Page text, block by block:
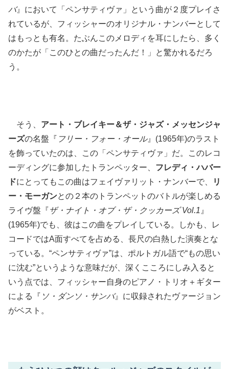
バ』において「ペンサティヴァ」という曲が２度プレイさ
れているが、フィッシャーのオリジナル・ナンバーとして
はもっとも有名。たぶんこのメロディを耳にしたら、多く
のかたが「このひとの曲だったんだ！」と驚かれるだろ
う。
そう、 アート・ブレイキー＆ザ・ジャズ・メッセンジャ
ーズの名盤『 フリー・フォー・オール』(1965年)のラスト
を飾っていたのは、この「ペンサティヴァ」だ。このレコ
ーディングに参加したトランペッター、 フレディ・ハバー
ドにとってもこの曲はフェイヴァリット・ナンバーで、
リ
ー・モーガンとの２本のトランペットのバトルが楽しめる
ライヴ盤『ザ・ナイト・オブ・ザ・クッカーズ Vol.1 』
(1965年)でも、彼はこの曲をプレイしている。しかも、レ
コードではA面すべてを占める、長尺の白熱した演奏とな
っている。“ペンサティヴァ”は、ポルトガル語で“もの思い
に沈む”というような意味だが、深くこころにしみ入ると
いう点では、フィッシャー自身のピアノ・トリオ＋ギター
による『 ソ・ダンソ・サンバ』に収録されたヴァージョン
がベスト。